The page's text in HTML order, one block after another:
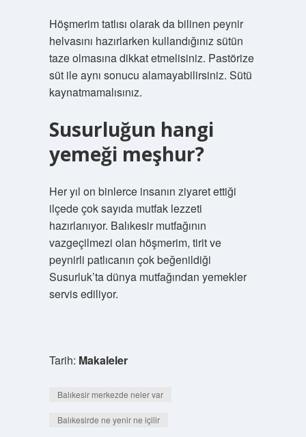
Höşmerim tatlısı olarak da bilinen peynir
helvasını hazırlarken kullandığınız sütün
taze olmasına dikkat etmelisiniz. Pastörize
süt ile aynı sonucu alamayabilirsiniz. Sütü
kaynatmamalısınız.
Susurluğun hangi
yemeği meşhur?
Her yıl on binlerce insanın ziyaret ettiği
ilçede çok sayıda mutfak lezzeti
hazırlanıyor. Balıkesir mutfağının
vazgeçilmezi olan höşmerim, tirit ve
peynirli patlıcanın çok beğenildiği
Susurluk’ta dünya mutfağından yemekler
servis ediliyor.
Tarih: Makaleler
Balıkesir merkezde neler var
Balıkesirde ne yenir ne içilir